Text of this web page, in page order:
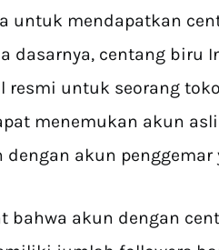
untuk mendapatkan
dasarnya, centang biru
resmi untuk seorang
menemukan akun
akun penggemar
bahwa akun dengan